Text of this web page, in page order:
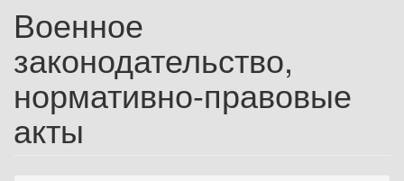
Военное
законодательство,
нормативно-правовые
акты